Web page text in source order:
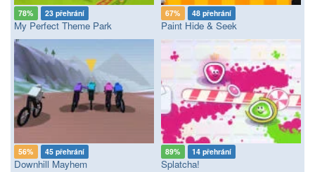
78% 23 přehrání
My Perfect Theme Park
67% 48 přehrání
Paint Hide & Seek
56% 45 přehrání
Downhill Mayhem
89% 14 přehrání
Splatcha!